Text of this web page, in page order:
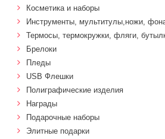
Косметика и наборы
Инструменты, мультитулы,ножи,
Термосы, термокружки, фляги,
Брелоки
Пледы
USB Флешки
Полиграфические изделия
Награды
Подарочные наборы
Элитные подарки